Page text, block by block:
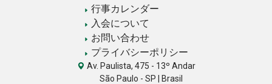
行事カレンダー
入会について
お問い合わせ
プライバシーポリシー
Av. Paulista, 475 - 13º Andar
São Paulo - SP | Brasil